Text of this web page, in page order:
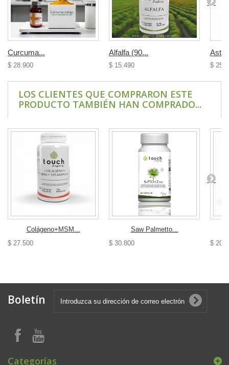
Curcuma...
$ 28.900
Alfalfa (90...
$ 15.490 $
LOS CLIENTES QUE COMPRARON ESTE
PRODUCTO TAMBIÉN HAN COMPRADO...
Colágeno+MSM...
$ 27.500
Saw Palmetto...
$ 30.800
$
Boletín
Categorías